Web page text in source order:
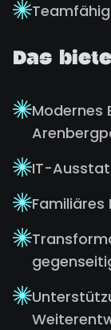
Das
Modernes
IT-
Familiäres